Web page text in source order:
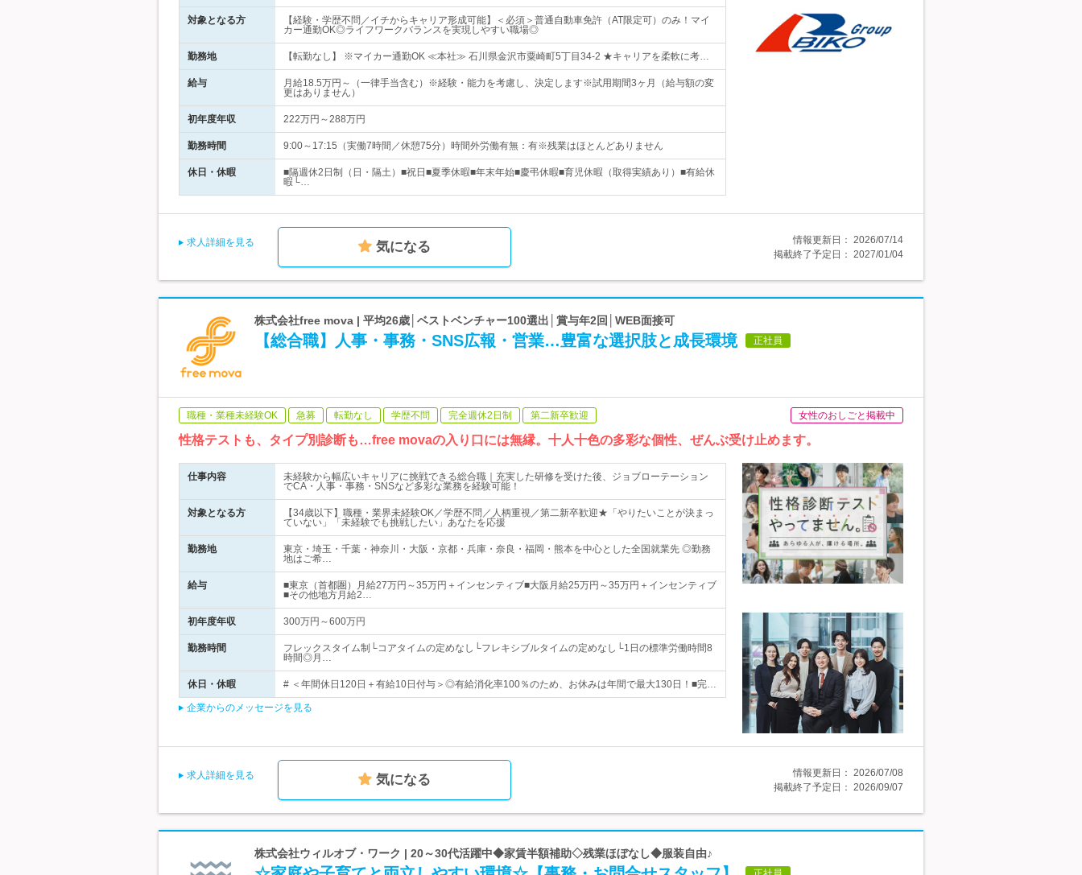
対象となる方
【経験・学歴不問／イチからキャリア形成可能】＜必須＞普通自動車免許（AT限定可）のみ！マイ
カー通勤OK◎ライフワークバランスを実現しやすい職場◎
勤務地 【転勤なし】 ※マイカー通勤OK ≪本社≫ 石川県金沢市粟崎町5丁目34-2 ★キャリアを柔軟に考…
給与
月給18.5万円～（一律手当含む）※経験・能力を考慮し、決定します※試用期間3ヶ月（給与額の変
更はありません）
初年度年収 222万円～288万円
勤務時間 9:00～17:15（実働7時間／休憩75分）時間外労働有無：有※残業はほとんどありません
休日・休暇
■隔週休2日制（日・隔土）■祝日■夏季休暇■年末年始■慶弔休暇■育児休暇（取得実績あり）■有給休
暇└…
求人詳細を見る 気になる 情報更新日： 2026/07/14
掲載終了予定日： 2027/01/04
株式会社free mova | 平均26歳│ベストベンチャー100選出│賞与年2回│WEB面接可
【総合職】人事・事務・SNS広報・営業…豊富な選択肢と成長環境 正社員
職種・業種未経験OK 急募 転勤なし 学歴不問 完全週休2日制 第二新卒歓迎 女性のおしごと掲載中
性格テストも、タイプ別診断も…free movaの入り口には無縁。十人十色の多彩な個性、ぜんぶ受け止めます。
仕事内容
未経験から幅広いキャリアに挑戦できる総合職｜充実した研修を受けた後、ジョブローテーション
でCA・人事・事務・SNSなど多彩な業務を経験可能！
対象となる方
【34歳以下】職種・業界未経験OK／学歴不問／人柄重視／第二新卒歓迎★「やりたいことが決まっ
ていない」「未経験でも挑戦したい」あなたを応援
勤務地
東京・埼玉・千葉・神奈川・大阪・京都・兵庫・奈良・福岡・熊本を中心とした全国就業先 ◎勤務
地はご希…
給与
■東京（首都圏）月給27万円～35万円＋インセンティブ■大阪月給25万円～35万円＋インセンティブ
■その他地方月給2…
初年度年収 300万円～600万円
勤務時間
フレックスタイム制└コアタイムの定めなし└フレキシブルタイムの定めなし└1日の標準労働時間8
時間◎月…
休日・休暇 # ＜年間休日120日＋有給10日付与＞◎有給消化率100％のため、お休みは年間で最大130日！■完…
企業からのメッセージを見る
求人詳細を見る 気になる 情報更新日： 2026/07/08
掲載終了予定日： 2026/09/07
株式会社ウィルオブ・ワーク | 20～30代活躍中◆家賃半額補助◇残業ほぼなし◆服装自由♪